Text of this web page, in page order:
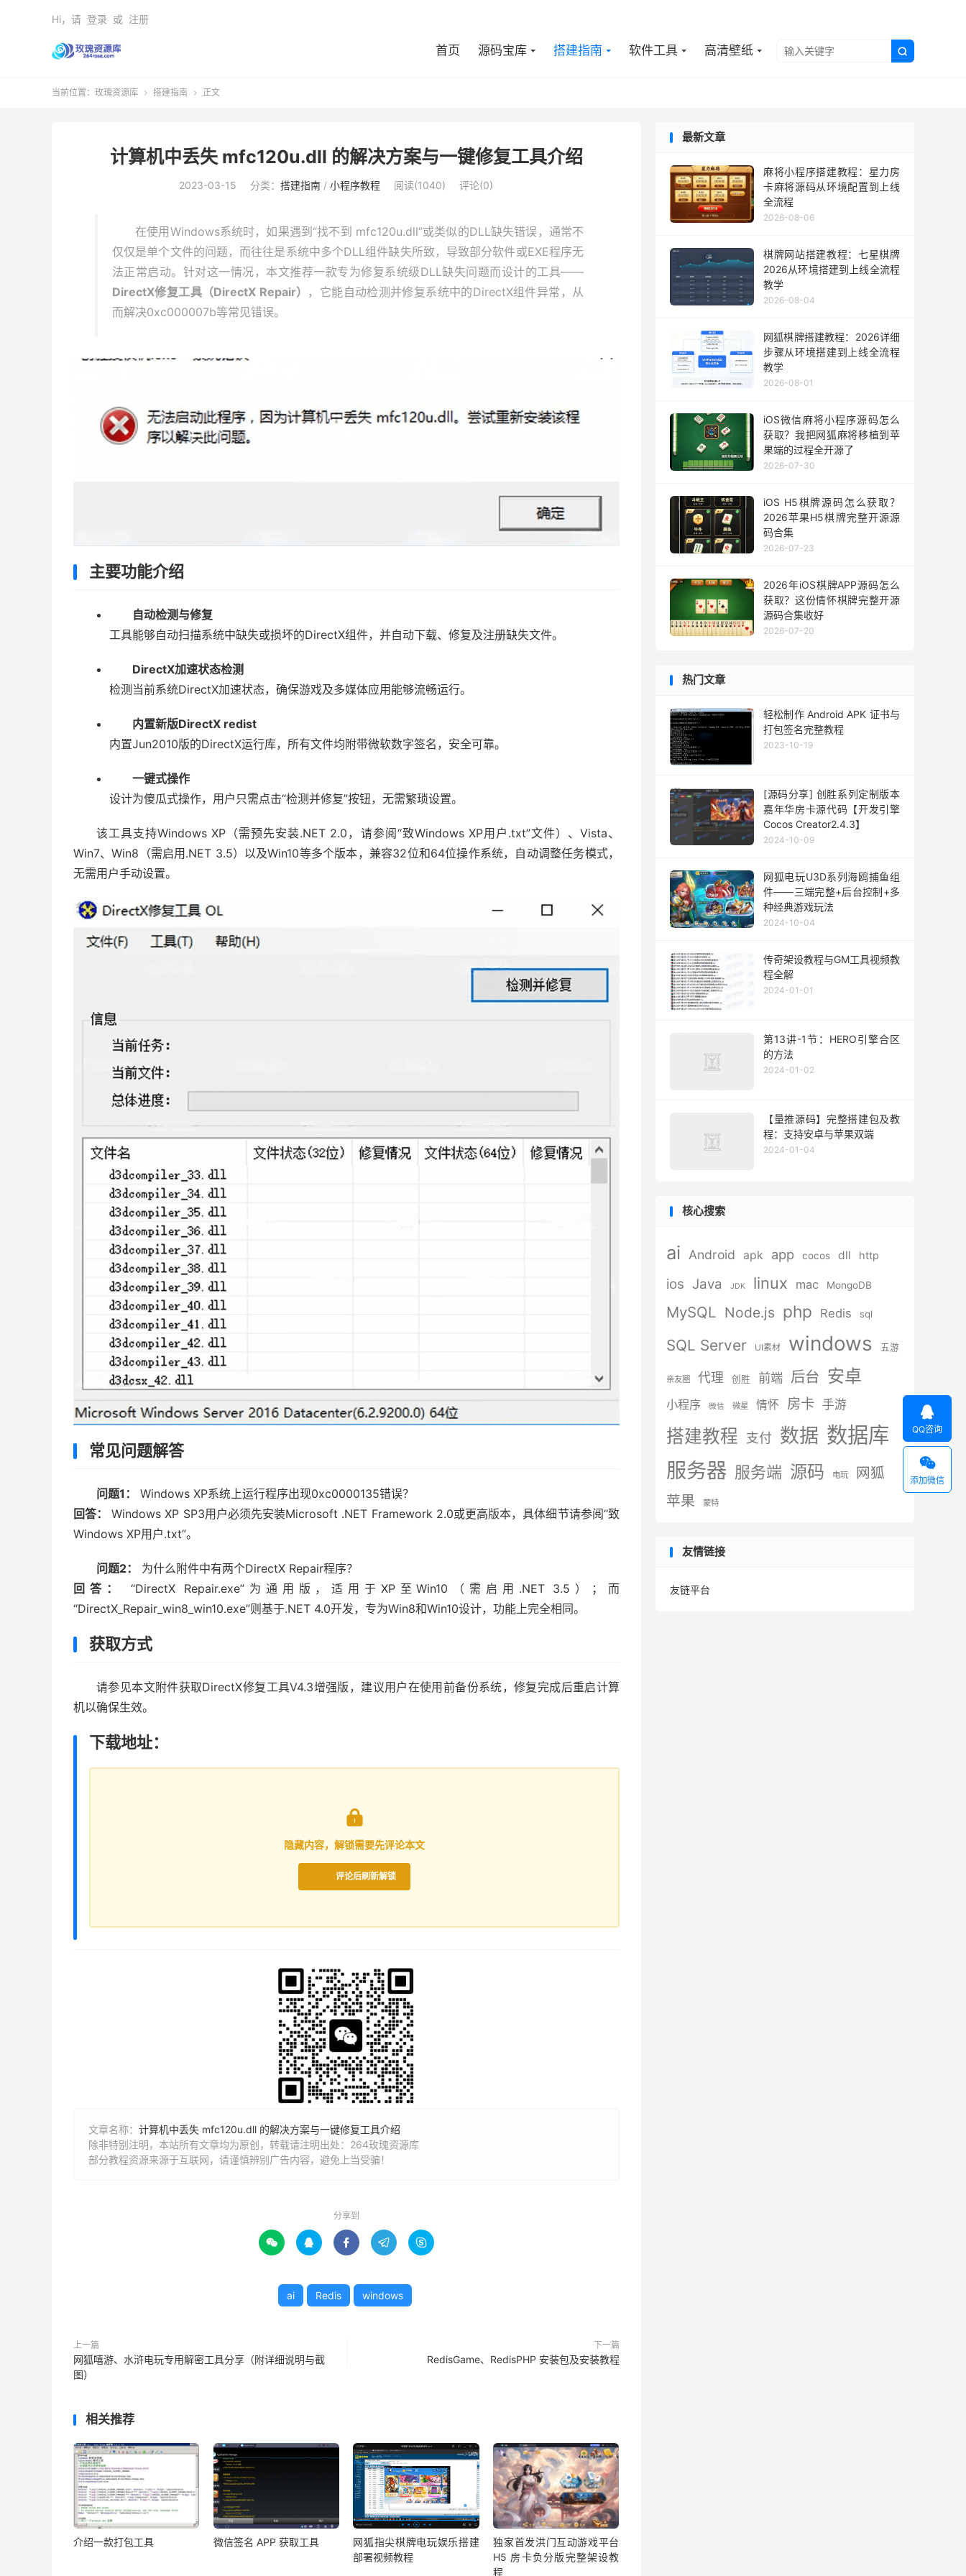

首页 源码宝库 搭建指南 软件工具 高清壁纸
Hi，请 登录 或 注册
当前位置： 玫瑰资源库  搭建指南  正文
计算机中丢失 mfc120u.dll 的解决方案与一键修复工具介绍
2023-03-15 分类： 搭建指南/ 小程序教程 阅读(1040) 评论(0)
在使用Windows系统时，如果遇到“找不到 mfc120u.dll”或类似的DLL缺失错误，通常不
仅仅是单个文件的问题，而往往是系统中多个DLL组件缺失所致，导致部分软件或EXE程序无
法正常启动。针对这一情况，本文推荐一款专为修复系统级DLL缺失问题而设计的工具——
DirectX修复工具（DirectX Repair）
，它能自动检测并修复系统中的DirectX组件异常，从
而解决0xc000007b等常见错误。
主要功能介绍
自动检测与修复
工具能够自动扫描系统中缺失或损坏的DirectX组件，并自动下载、修复及注册缺失文件。
DirectX加速状态检测
检测当前系统DirectX加速状态，确保游戏及多媒体应用能够流畅运行。
内置新版DirectX redist
内置Jun2010版的DirectX运行库，所有文件均附带微软数字签名，安全可靠。
一键式操作
设计为傻瓜式操作，用户只需点击“检测并修复”按钮，无需繁琐设置。
该工具支持Windows XP（需预先安装.NET 2.0，请参阅“致Windows XP用户.txt”文件）、Vista、
Win7、Win8（需启用.NET 3.5）以及Win10等多个版本，兼容32位和64位操作系统，自动调整任务模式，
无需用户手动设置。
常见问题解答
问题1：
Windows XP系统上运行程序出现0xc0000135错误？
回答：
Windows XP SP3用户必须先安装Microsoft .NET Framework 2.0或更高版本，具体细节请参阅“致
Windows XP用户.txt”。
问题2：
为什么附件中有两个DirectX Repair程序？
回答：
“DirectX Repair.exe”为通用版，适用于XP至Win10（需启用.NET 3.5）；而
“DirectX_Repair_win8_win10.exe”则基于.NET 4.0开发，专为Win8和Win10设计，功能上完全相同。
获取方式
请参见本文附件获取DirectX修复工具V4.3增强版，建议用户在使用前备份系统，修复完成后重启计算
机以确保生效。
下载地址：

隐藏内容，解锁需要先评论本文
评论后刷新解锁
文章名称： 计算机中丢失 mfc120u.dll 的解决方案与一键修复工具介绍
除非特别注明，本站所有文章均为原创，转载请注明出处：264玫瑰资源库
部分教程资源来源于互联网，请谨慎辨别广告内容，避免上当受骗！
分享到
    
ai Redis windows
上一篇
网狐嘻游、水浒电玩专用解密工具分享（附详细说明与截
图）
下一篇
RedisGame、RedisPHP 安装包及安装教程
相关推荐
介绍一款打包工具 微信签名 APP 获取工具
网狐指尖棋牌电玩娱乐搭建
部署视频教程
独家首发洪门互动游戏平台
H5 房卡负分版完整架设教
程
最新文章
麻将小程序搭建教程：星力房
卡麻将源码从环境配置到上线
全流程
2026-08-06
棋牌网站搭建教程：七星棋牌
2026从环境搭建到上线全流程
教学
2026-08-04
网狐棋牌搭建教程：2026详细
步骤从环境搭建到上线全流程
教学
2026-08-01
iOS微信麻将小程序源码怎么
获取？我把网狐麻将移植到苹
果端的过程全开源了
2026-07-30
iOS H5棋牌源码怎么获取？
2026苹果H5棋牌完整开源源
码合集
2026-07-23
2026年iOS棋牌APP源码怎么
获取？这份情怀棋牌完整开源
源码合集收好
2026-07-20
热门文章
轻松制作 Android APK 证书与
打包签名完整教程
2023-10-19
[源码分享] 创胜系列定制版本
嘉年华房卡源代码【开发引擎
Cocos Creator2.4.3】
2024-10-09
网狐电玩U3D系列海鸥捕鱼组
件——三端完整+后台控制+多
种经典游戏玩法
2024-10-04
传奇架设教程与GM工具视频教
程全解
2024-01-01
第13讲-1节：HERO引擎合区
的方法
2024-01-02
【量推源码】完整搭建包及教
程：支持安卓与苹果双端
2024-01-04
核心搜索
ai Android apk app cocos dll http
ios Java JDK linux mac MongoDB
MySQL Node.js php Redis sql
SQL Server UI素材 windows 五游
亲友圈 代理 创胜 前端 后台 安卓
小程序 微信 微星 情怀 房卡 手游
搭建教程 支付 数据 数据库
服务器 服务端 源码 电玩
网狐
苹果
蒙特
友情链接
友链平台

QQ咨询

添加微信